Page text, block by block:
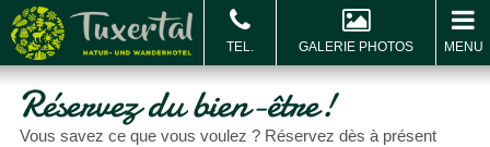
GALERIE PHOTOS MENU
RÉSERVER & DEMANDER
Réservez du bien-être!
Vous savez ce que vous voulez ? Réservez dès à présent